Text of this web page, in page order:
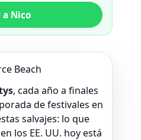
Nico
Beach
, cada año a finales
de festivales en
salvajes: lo que
los EE. UU. hoy está